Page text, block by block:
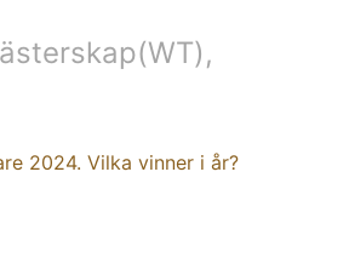
2024. Vilka vinner i år?